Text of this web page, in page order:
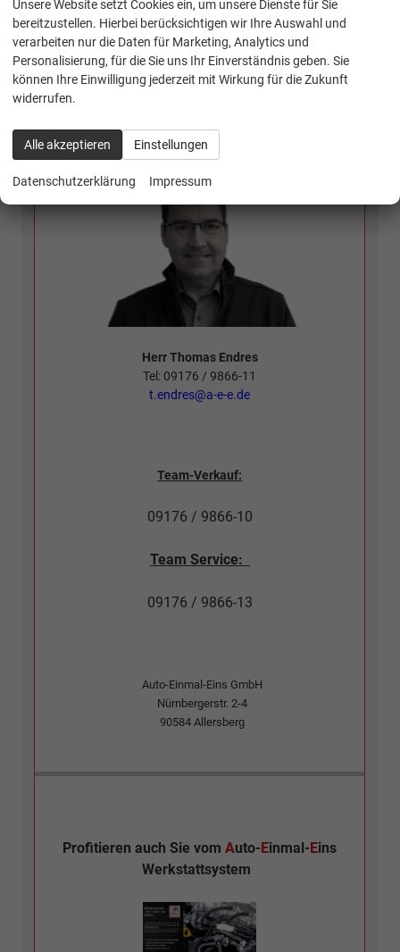
Kontakt Verkauf:
Herr Thomas Endres
Tel: 09176 / 9866-11
t.endres@a-e-e.de
Team-Verkauf:
09176 / 9866-10
Team Service:
09176 / 9866-13
Auto-Einmal-Eins GmbH
Nürnbergerstr. 2-4
90584 Allersberg
Profitieren auch Sie vomAuto- Einmal- Eins
Werkstattsystem
Unsere Website setzt Cookies ein, um unsere Dienste für Sie
bereitzustellen. Hierbei berücksichtigen wir Ihre Auswahl und
verarbeiten nur die Daten für Marketing, Analytics und
Personalisierung, für die Sie uns Ihr Einverständnis geben. Sie
können Ihre Einwilligung jederzeit mit Wirkung für die Zukunft
widerrufen.
Alle akzeptieren Einstellungen
Datenschutzerklärung Impressum